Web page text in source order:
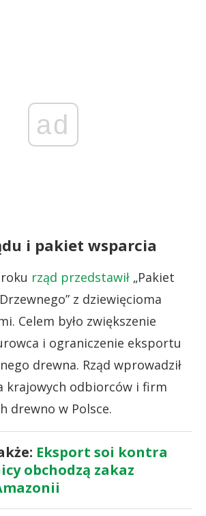
ad
i pakiet wsparcia
rząd przedstawił „Pakiet
z dziewięcioma
Celem było zwiększenie
i ograniczenie eksportu
drewna. Rząd wprowadził
krajowych odbiorców i firm
drewno w Polsce.
Eksport soi kontra
obchodzą zakaz